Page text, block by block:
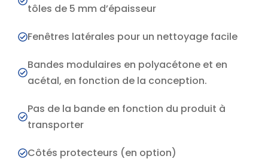
tôles de 5 mm d’épaisseur
Fenêtres latérales pour un nettoyage facile
Bandes modulaires en polyacétone et en
acétal, en fonction de la conception.
Pas de la bande en fonction du produit à
transporter
Côtés protecteurs (en option)